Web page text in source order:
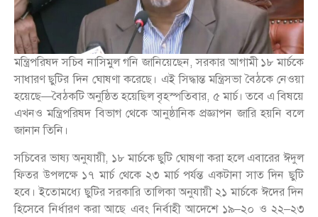
মন্ত্রিপরিষদ সচিব নাসিমুল গনি জানিয়েছেন, সরকার আগামী ১৮ মার্চকে
সাধারণ ছুটির দিন ঘোষণা করেছে। এই সিদ্ধান্ত মন্ত্রিসভা বৈঠকে নেওয়া
হয়েছে—বৈঠকটি অনুষ্ঠিত হয়েছিল বৃহস্পতিবার, ৫ মার্চ। তবে এ বিষয়ে
এখনও মন্ত্রিপরিষদ বিভাগ থেকে আনুষ্ঠানিক প্রজ্ঞাপন জারি হয়নি বলে
জানান তিনি।
সচিবের ভাষ্য অনুযায়ী, ১৮ মার্চকে ছুটি ঘোষণা করা হলে এবারের ঈদুল
ফিতর উপলক্ষে ১৭ মার্চ থেকে ২৩ মার্চ পর্যন্ত একটানা সাত দিন ছুটি
হবে। ইতোমধ্যে ছুটির সরকারি তালিকা অনুযায়ী ২১ মার্চকে ঈদের দিন
হিসেবে নির্ধারণ করা আছে এবং নির্বাহী আদেশে ১৯–২০ ও ২২–২৩